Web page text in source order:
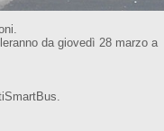
da giovedì 28 marzo a